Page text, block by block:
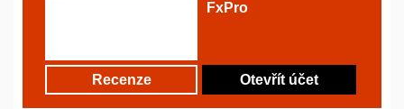
FxPro
Recenze Otevřít účet